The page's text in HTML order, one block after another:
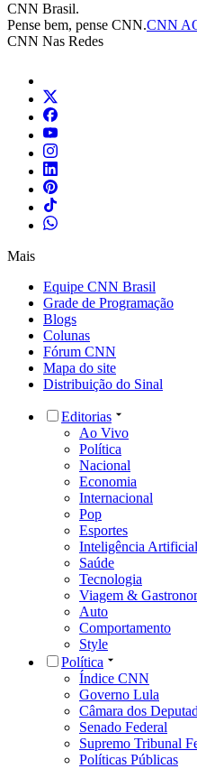
CNN Brasil.
Pense bem, pense CNN.CNN
CNN Nas Redes
Mais
Equipe CNN Brasil
Grade de Programação
Blogs
Colunas
Fórum CNN
Mapa do site
Distribuição do Sinal
Editorias
Ao Vivo
Política
Nacional
Economia
Internacional
Pop
Esportes
Inteligência Artificial
Saúde
Tecnologia
Viagem &
Auto
Comportamento
Style
Política
Índice CNN
Governo Lula
Câmara dos
Senado Federal
Supremo Tribunal
Políticas Públicas